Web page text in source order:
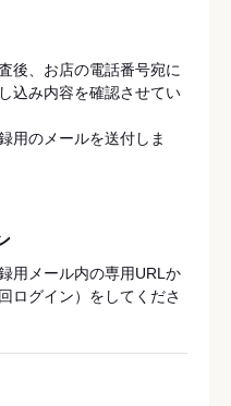
後、お店の電話番号宛に
込み内容を確認させてい
用のメールを送付しま
用メール内の専用URLか
ログイン）をしてくださ